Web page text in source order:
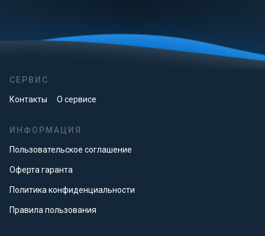
СЕРВИС
Контакты О сервисе
ИНФОРМАЦИЯ
Пользовательское соглашение
Оферта гаранта
Политика конфиденциальности
Правила пользования